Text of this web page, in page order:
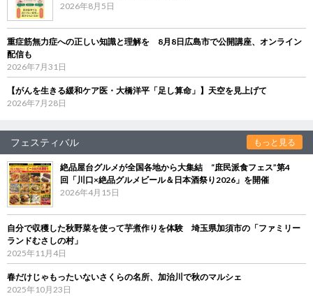
2026年8月5日
重症筋無力症への正しい知識と理解を 8月8日広島市で公開講座、オンライン
配信も
2026年7月31日
【がんを生きる緩和ケア医・大橋洋平「足し算命」】天空を見上げて
2026年7月28日
フェスティバル もっと見る
絶品屋台グルメが全国各地から大集結 “庶民派食フェス”第4
回「川口×絶品グルメビール＆日本酒祭り2026」を開催
2026年4月15日
自分で収穫した秋野菜を使って芋煮作りを体験 埼玉県加須市の「ファミリー
ランドむさしの村」
2025年11月4日
春だけじゃもったいないさくらの名所、加治川で秋のマルシェ
2025年10月23日